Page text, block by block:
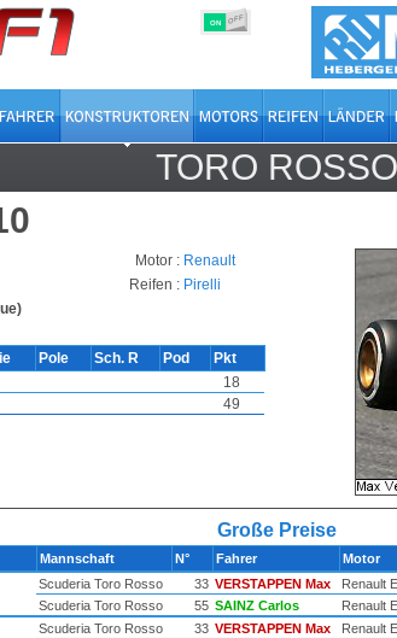
ON OFF
TORO ROSSO
Motor : Renault
Reifen : Pirelli
Pole Sch. R Pod
Pkt
18
49
Große Preise
Mannschaft N° Fahrer Motor
Scuderia Toro Rosso 33 VERSTAPPEN Max Renault
Scuderia Toro Rosso
55 SAINZ Carlos Renault
Scuderia Toro Rosso 33 VERSTAPPEN Max Renault